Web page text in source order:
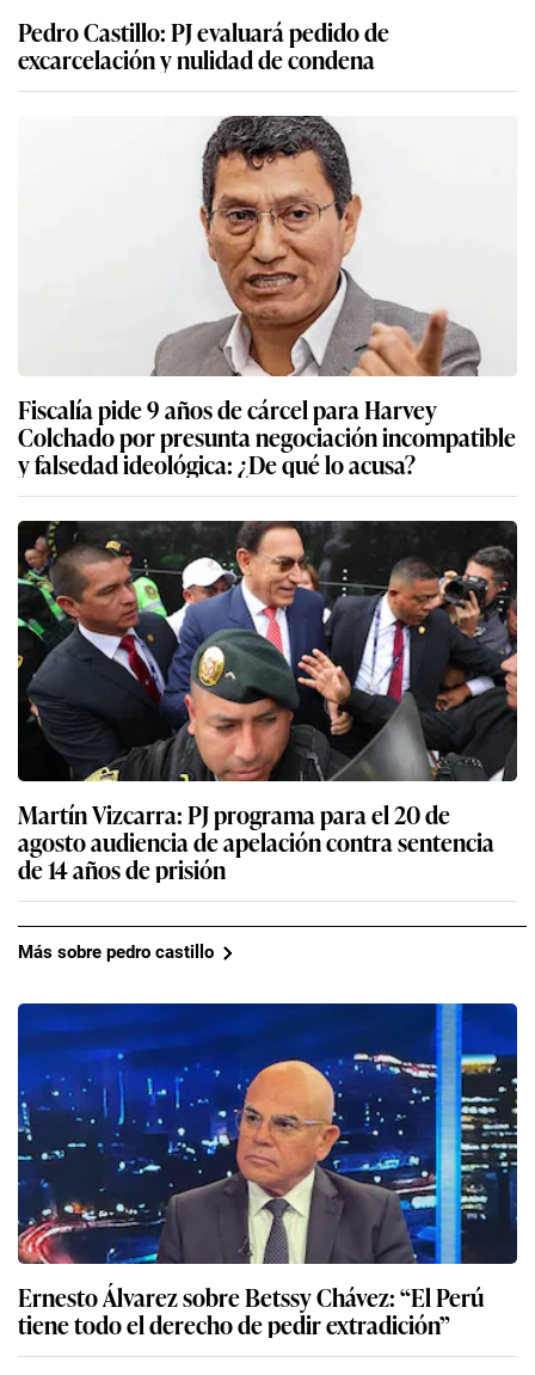
Pedro Castillo: PJ evaluará pedido de
excarcelación y nulidad de condena
Fiscalía pide 9 años de cárcel para Harvey
Colchado por presunta negociación incompatible
y falsedad ideológica: ¿De qué lo acusa?
Martín Vizcarra: PJ programa para el 20 de
agosto audiencia de apelación contra sentencia
de 14 años de prisión
Más sobre pedro castillo
Ernesto Álvarez sobre Betssy Chávez: “El Perú
tiene todo el derecho de pedir extradición”